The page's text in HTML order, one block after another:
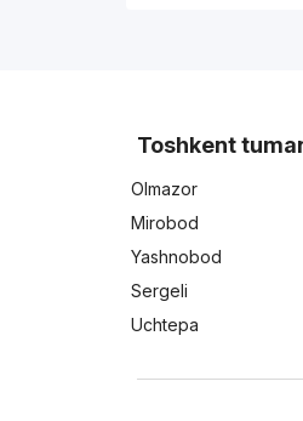
Toshkent
Olmazor
Mirobod
Yashnobod
Sergeli
Uchtepa